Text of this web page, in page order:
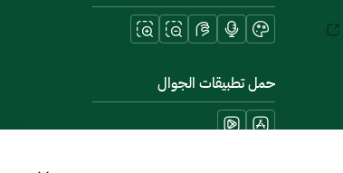
حمل تطبيقات الجوال